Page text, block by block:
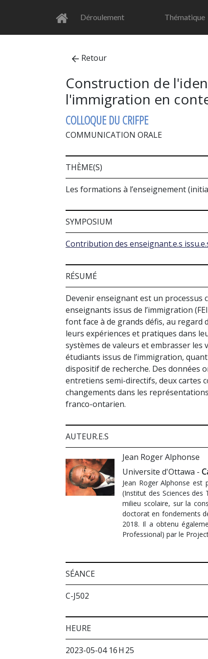
Déroulement Thématique
Retour
Construction de
l'immigration en
COLLOQUE DU CRIFPE
COMMUNICATION ORALE
THÈME(S)
Les formations à l’enseignement
SYMPOSIUM
Contribution des enseignant.e.s
RÉSUMÉ
Devenir enseignant est un processus
enseignants issus de l’immigration
font face à de grands défis, au regard
leurs expériences et pratiques dans
systèmes de valeurs et embrasser les
étudiants issus de l’immigration,
dispositif de recherche. Des données
entretiens semi-directifs, deux cartes
changements dans les
franco-ontarien.
AUTEUR.E.S
Jean Roger Alphonse
Universite d'Ottawa -
Jean Roger Alphonse est
(Institut des Sciences des
milieu scolaire, sur la
doctorat en fondements de
2018. Il a obtenu
Professional) par le
SÉANCE
C-J502
HEURE
2023-05-04 16 H 25